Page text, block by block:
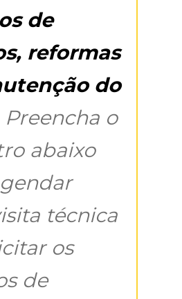
de
reformas
do
Preencha o
abaixo
técnica
os
de